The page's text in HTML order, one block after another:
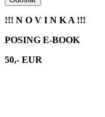
!!! N O V I N K A !!!
POSING E-BOOK
50,- EUR